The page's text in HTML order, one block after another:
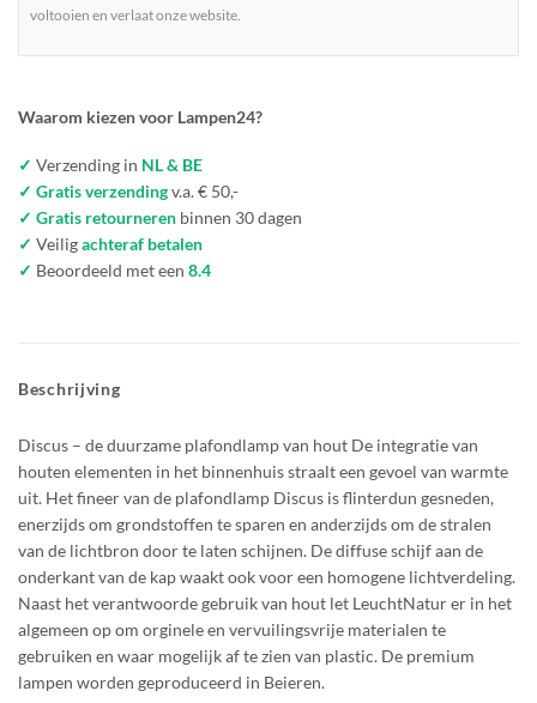
voltooien en verlaat onze website.
Waarom kiezen voor Lampen24?
✓ Verzending in NL & BE
✓ Gratis verzendingv.a. € 50,-
✓ Gratis retourneren binnen 30 dagen
✓ Veiligachteraf betalen
✓ Beoordeeld met een 8.4
Beschrijving
Discus – de duurzame plafondlamp van hout De integratie van
houten elementen in het binnenhuis straalt een gevoel van warmte
uit. Het fineer van de plafondlamp Discus is flinterdun gesneden,
enerzijds om grondstoffen te sparen en anderzijds om de stralen
van de lichtbron door te laten schijnen. De diffuse schijf aan de
onderkant van de kap waakt ook voor een homogene lichtverdeling.
Naast het verantwoorde gebruik van hout let LeuchtNatur er in het
algemeen op om orginele en vervuilingsvrije materialen te
gebruiken en waar mogelijk af te zien van plastic. De premium
lampen worden geproduceerd in Beieren.